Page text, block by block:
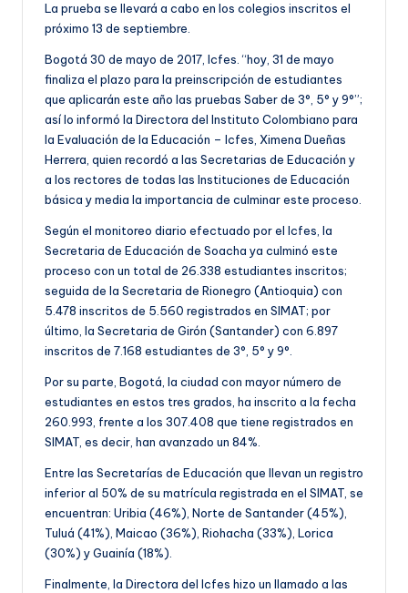
La prueba se llevará a cabo en los colegios inscritos el
próximo 13 de septiembre.
Bogotá 30 de mayo de 2017, Icfes. “hoy, 31 de mayo
finaliza el plazo para la preinscripción de estudiantes
que aplicarán este año las pruebas Saber de 3°, 5° y 9°”;
así lo informó la Directora del Instituto Colombiano para
la Evaluación de la Educación – Icfes, Ximena Dueñas
Herrera, quien recordó a las Secretarias de Educación y
a los rectores de todas las Instituciones de Educación
básica y media la importancia de culminar este proceso.
Según el monitoreo diario efectuado por el Icfes, la
Secretaria de Educación de Soacha ya culminó este
proceso con un total de 26.338 estudiantes inscritos;
seguida de la Secretaria de Rionegro (Antioquia) con
5.478 inscritos de 5.560 registrados en SIMAT; por
último, la Secretaria de Girón (Santander) con 6.897
inscritos de 7.168 estudiantes de 3°, 5° y 9°.
Por su parte, Bogotá, la ciudad con mayor número de
estudiantes en estos tres grados, ha inscrito a la fecha
260.993, frente a los 307.408 que tiene registrados en
SIMAT, es decir, han avanzado un 84%.
Entre las Secretarías de Educación que llevan un registro
inferior al 50% de su matrícula registrada en el SIMAT, se
encuentran: Uribia (46%), Norte de Santander (45%),
Tuluá (41%), Maicao (36%), Riohacha (33%), Lorica
(30%) y Guainía (18%).
Finalmente, la Directora del Icfes hizo un llamado a las